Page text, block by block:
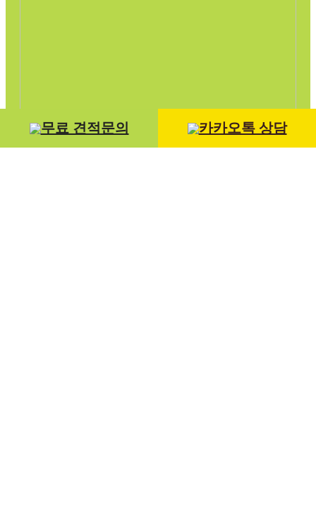
무료 견적문의 카카오톡 상담